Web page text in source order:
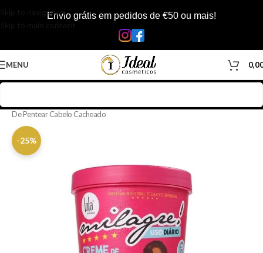
Skip to navigationEnvio grátis em pedidos de €50 ou mais!
MENU
De Pentear Cabelo Cacheado
-25%